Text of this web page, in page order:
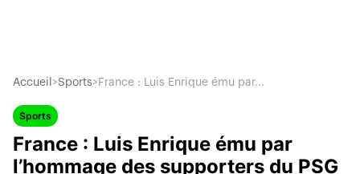
Accueil >Sports> France : Luis Enrique ému par...
Sports
France : Luis Enrique ému par
l’hommage des supporters du PSG